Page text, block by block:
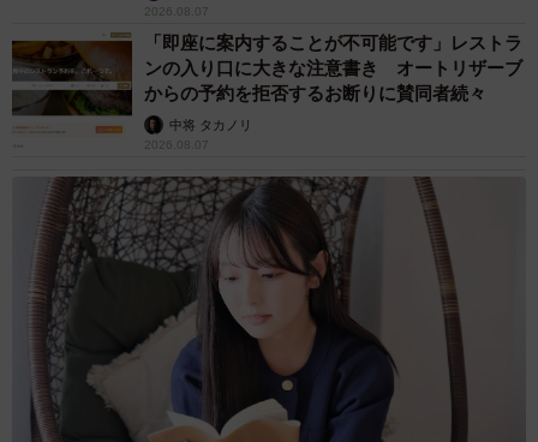
2026.08.07
「即座に案内することが不可能です」レストラ
ンの入り口に大きな注意書き オートリザーブ
からの予約を拒否するお断りに賛同者続々
中将 タカノリ
2026.08.07